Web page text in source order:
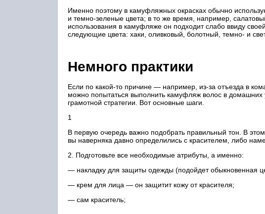
Именно поэтому в камуфляжных окрасках обычно
и темно-зеленые цвета; в то же время, например,
использования в камуфляже он подходит слабо ввиду
следующие цвета: хаки, оливковый, болотный, темно- и
Немного практики
Если по какой-то причине — например, из-за отъезда в
можно попытаться выполнить камуфляж волос в
грамотной стратегии. Вот основные шаги.
1
В первую очередь важно подобрать правильный тон. В
вы наверняка давно определились с красителем, либо
2. Подготовьте все необходимые атрибуты, а именно:
— накладку для защиты одежды (подойдет обыкновенная
— крем для лица — он защитит кожу от красителя;
— сам краситель;